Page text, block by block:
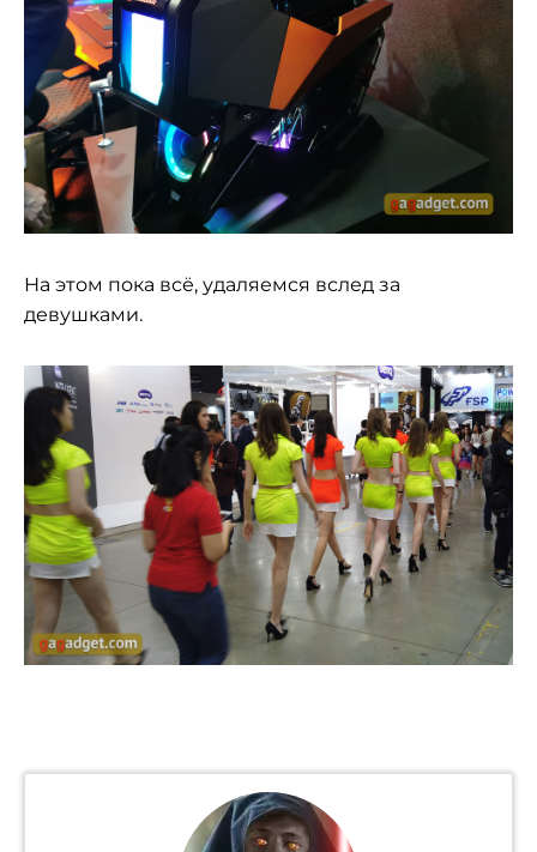
На этом пока всё, удаляемся вслед за
девушками.